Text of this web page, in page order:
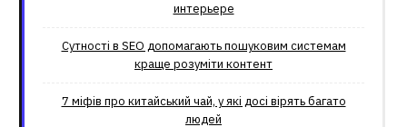
интерьере
Сутності в SEO допомагають пошуковим системам
краще розуміти контент
7 міфів про китайський чай, у які досі вірять багато
людей